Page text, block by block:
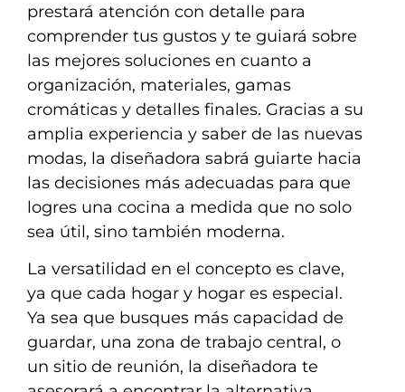
prestará atención con detalle para
comprender tus gustos y te guiará sobre
las mejores soluciones en cuanto a
organización, materiales, gamas
cromáticas y detalles finales. Gracias a su
amplia experiencia y saber de las nuevas
modas, la diseñadora sabrá guiarte hacia
las decisiones más adecuadas para que
logres una cocina a medida que no solo
sea útil, sino también moderna.
La versatilidad en el concepto es clave,
ya que cada hogar y hogar es especial.
Ya sea que busques más capacidad de
guardar, una zona de trabajo central, o
un sitio de reunión, la diseñadora te